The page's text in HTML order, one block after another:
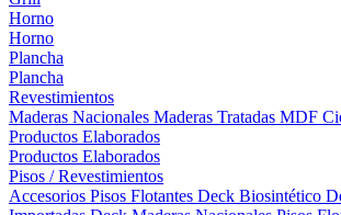
Horno
Horno
Plancha
Plancha
Revestimientos
Maderas Nacionales Maderas Tratadas MDF
Productos Elaborados
Productos Elaborados
Pisos / Revestimientos
Accesorios Pisos Flotantes Deck Biosintético